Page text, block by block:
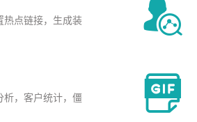
热点链接，生成装
析，客户统计，僵